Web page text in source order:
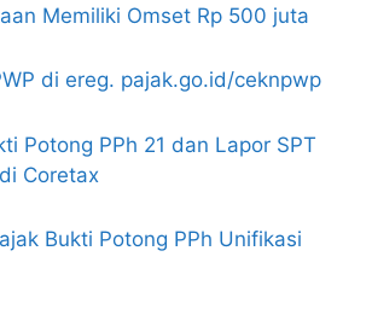
Memiliki Omset Rp 500 juta
di ereg. pajak.go.id/ceknpwp
Potong PPh 21 dan Lapor SPT
Coretax
Bukti Potong PPh Unifikasi